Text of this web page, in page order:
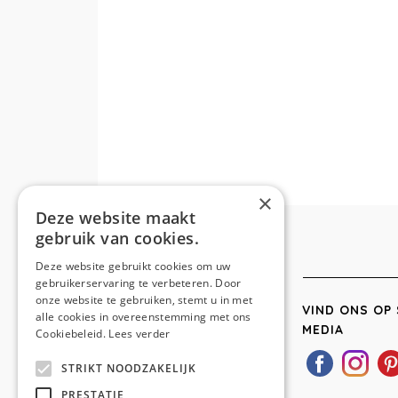
VIND ONS OP
MEDIA
×
Deze website maakt
gebruik van cookies.
Deze website gebruikt cookies om uw
gebruikerservaring te verbeteren. Door
onze website te gebruiken, stemt u in met
alle cookies in overeenstemming met ons
Cookiebeleid. Lees verder
STRIKT NOODZAKELIJK
PRESTATIE